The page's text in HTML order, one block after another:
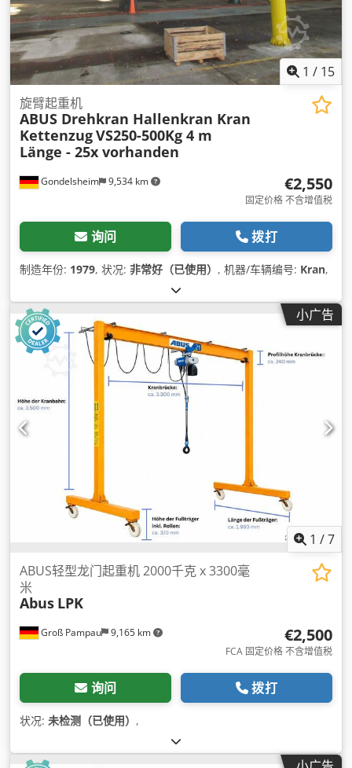
1 / 15
Gondelsheim 9,534 km
旋臂起重机
ABUS Drehkran Hallenkran Kran
KettenzugVS250-500Kg 4 m
Länge - 25x vorhanden
€2,550
固定价格 不含增值税
询问 拨打
制造年份: 1979, 状况: 非常好（已使用） , 机器/车辆编号: Kran,
小广告
1 /7
Groß Pampau 9,165 km
ABUS轻型龙门起重机 2000千克 x 3300毫
米
Abus LPK
€2,500
FCA 固定价格 不含增值税
询问 拨打
状况: 未检测（已使用） ,